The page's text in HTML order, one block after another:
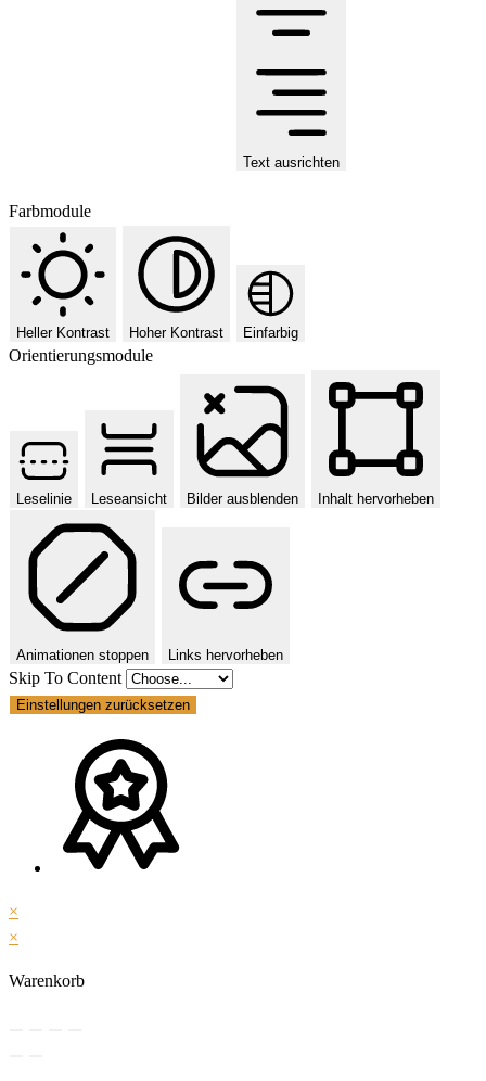
Text ausrichten
Farbmodule
Heller Kontrast Hoher Kontrast Einfarbig
Orientierungsmodule
Leselinie Leseansicht Bilder ausblenden Inhalt hervorheben
Animationen stoppen Links hervorheben
Skip To Content
Einstellungen zurücksetzen
×
×
Warenkorb